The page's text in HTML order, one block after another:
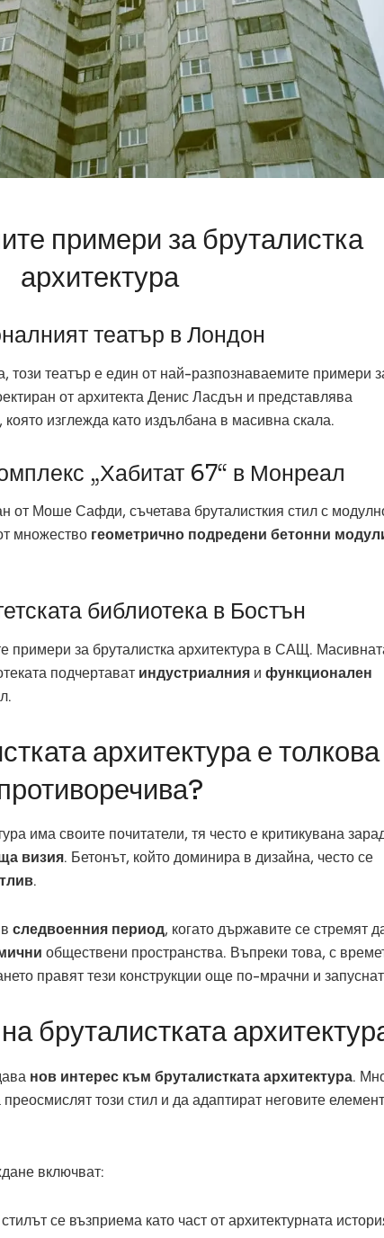
примери за бруталистка
архитектура
театър в Лондон
този театър е един от най-разпознаваемите примери
от архитекта Денис Ласдън и представлява
, която изглежда като издълбана в масивна скала.
„Хабитат 67“ в Монреал
от Моше Сафди, съчетава бруталисткия стил с
множество геометрично подредени бетонни
библиотека в Бостън
примери за бруталистка архитектура в САЩ.
подчертават индустриалния и функционален
архитектура е толкова
има своите почитатели, тя често е критикувана
визия. Бетонът, който доминира в дизайна, често се
.
следвоенния период, когато държавите се стремят
обществени пространства. Въпреки това, с
правят тези конструкции още по-мрачни и
бруталистката
нов интерес към бруталистката архитектура.
този стил и да адаптират неговите
включват:
се възприема като част от архитектурната